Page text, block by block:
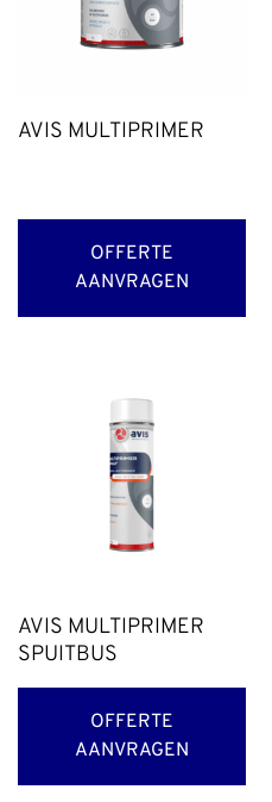
AVIS MULTIPRIMER
OFFERTE
AANVRAGEN
AVIS MULTIPRIMER
SPUITBUS
OFFERTE
AANVRAGEN